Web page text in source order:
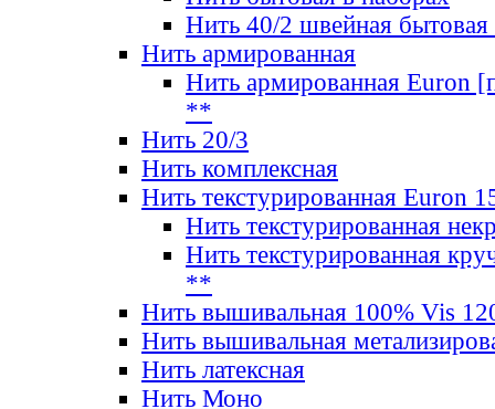
Нить 40/2 швейная бытовая
Нить армированная
Нить армированная Euron
**
Нить 20/3
Нить комплексная
Нить текстурированная Euron
Нить текстурированная
Нить текстурированная
**
Нить вышивальная 100% Vis
Нить вышивальная
Нить латексная
Нить Моно